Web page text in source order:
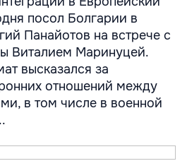
посол Болгарии в
Панайотов на встрече с
Виталием Маринуцей.
высказался за
отношений между
в том числе в военной